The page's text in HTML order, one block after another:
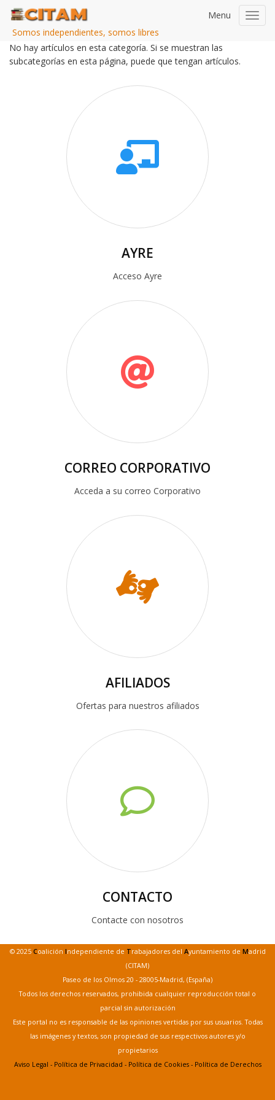
Somos independientes, somos libres
Menu
No hay artículos en esta categoría. Si se muestran las
subcategorías en esta página, puede que tengan artículos.
AYRE
Acceso Ayre
CORREO CORPORATIVO
Acceda a su correo Corporativo
AFILIADOS
Ofertas para nuestros afiliados
CONTACTO
Contacte con nosotros
© 2025 Coalición Independiente de Trabajadores del Ayuntamiento de Madrid
(CITAM)
Paseo de los Olmos 20 - 28005-Madrid, (España)
Todos los derechos reservados, prohibida cualquier reproducción total o
parcial sin autorización
Este portal no es responsable de las opiniones vertidas por sus usuarios. Todas
las imágenes y textos, son propiedad de sus respectivos autores y/o
propietarios
Aviso Legal - Política de Privacidad - Política de Cookies- Política de Derechos